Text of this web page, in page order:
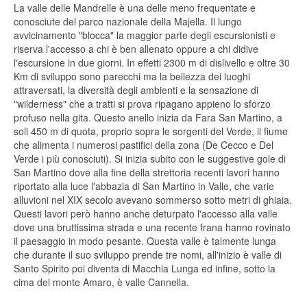
La valle delle Mandrelle è una delle meno frequentate e
conosciute del parco nazionale della Majella. Il lungo
avvicinamento "blocca" la maggior parte degli escursionisti e
riserva l'accesso a chi è ben allenato oppure a chi didive
l'escursione in due giorni. In effetti 2300 m di dislivello e oltre 30
Km di sviluppo sono parecchi ma la bellezza dei luoghi
attraversati, la diversità degli ambienti e la sensazione di
"wilderness" che a tratti si prova ripagano appieno lo sforzo
profuso nella gita. Questo anello inizia da Fara San Martino, a
soli 450 m di quota, proprio sopra le sorgenti del Verde, il fiume
che alimenta i numerosi pastifici della zona (De Cecco e Del
Verde i più conosciuti). Si inizia subito con le suggestive gole di
San Martino dove alla fine della strettoria recenti lavori hanno
riportato alla luce l'abbazia di San Martino in Valle, che varie
alluvioni nel XIX secolo avevano sommerso sotto metri di ghiaia.
Questi lavori però hanno anche deturpato l'accesso alla valle
dove una bruttissima strada e una recente frana hanno rovinato
il paesaggio in modo pesante. Questa valle è talmente lunga
che durante il suo sviluppo prende tre nomi, all'inizio è valle di
Santo Spirito poi diventa di Macchia Lunga ed infine, sotto la
cima del monte Amaro, è valle Cannella.